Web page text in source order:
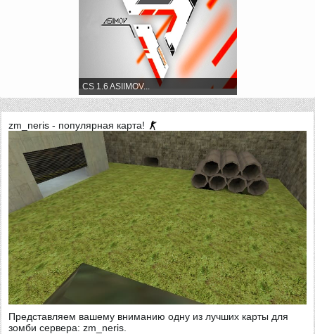
CS 1.6 ASIIMOV...
zm_neris - популярная карта!
Представляем вашему вниманию одну из лучших карты для
зомби сервера: zm_neris.